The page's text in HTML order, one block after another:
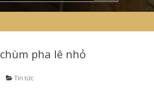
pha lê nhỏ
Tin tức